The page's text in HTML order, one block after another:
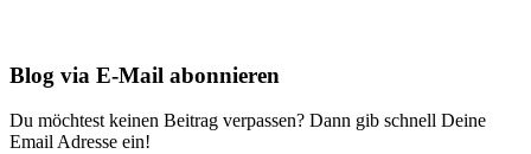
Blog via E-Mail abonnieren
Du möchtest keinen Beitrag verpassen? Dann gib schnell Deine
Email Adresse ein!